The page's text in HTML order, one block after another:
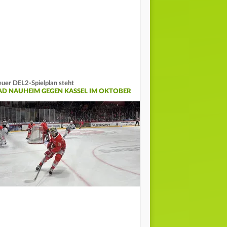
DEL2-Spielplan steht
NAUHEIM GEGEN KASSEL IM OKTOBER